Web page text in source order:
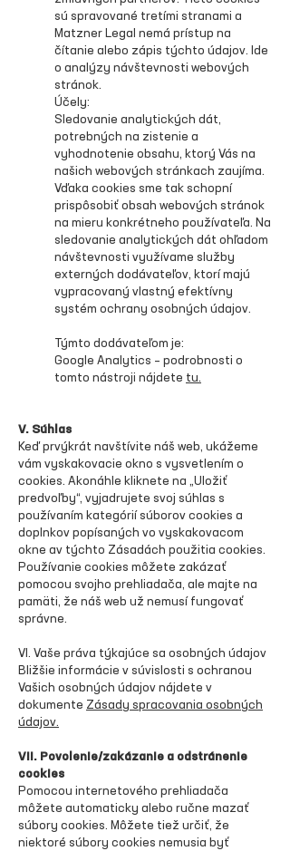
sú spravované tretími stranami a
Matzner Legal nemá prístup na
čítanie alebo zápis týchto údajov. Ide
o analýzy návštevnosti webových
stránok.​
Účely:
Sledovanie analytických dát,
potrebných na zistenie a
vyhodnotenie obsahu, ktorý Vás na
našich webových stránkach zaujíma.
Vďaka cookies sme tak schopní
prispôsobiť obsah webových stránok
na mieru konkrétneho používateľa. Na
sledovanie analytických dát ohľadom
návštevnosti využívame služby
externých dodávateľov, ktorí majú
vypracovaný vlastný efektívny
systém ochrany osobných údajov.
Týmto dodávateľom je:
Google Analytics – podrobnosti o
tomto nástroji nájdete tu.
V. Súhlas
Keď prvýkrát navštívite náš web, ukážeme
vám vyskakovacie okno s vysvetlením o
cookies. Akonáhle kliknete na „Uložiť
predvoľby“, vyjadrujete svoj súhlas s
používaním kategórií súborov cookies a
doplnkov popísaných vo vyskakovacom
okne av týchto Zásadách použitia cookies.
Používanie cookies môžete zakázať
pomocou svojho prehliadača, ale majte na
pamäti, že náš web už nemusí fungovať
správne.
VI. Vaše práva týkajúce sa osobných údajov
Bližšie informácie v súvislosti s ochranou
Vašich osobných údajov nájdete v
dokumente Zásady spracovania osobných
údajov.
VII. Povolenie/zakázanie a odstránenie
cookies
Pomocou internetového prehliadača
môžete automaticky alebo ručne mazať
súbory cookies. Môžete tiež určiť, že
niektoré súbory cookies nemusia byť